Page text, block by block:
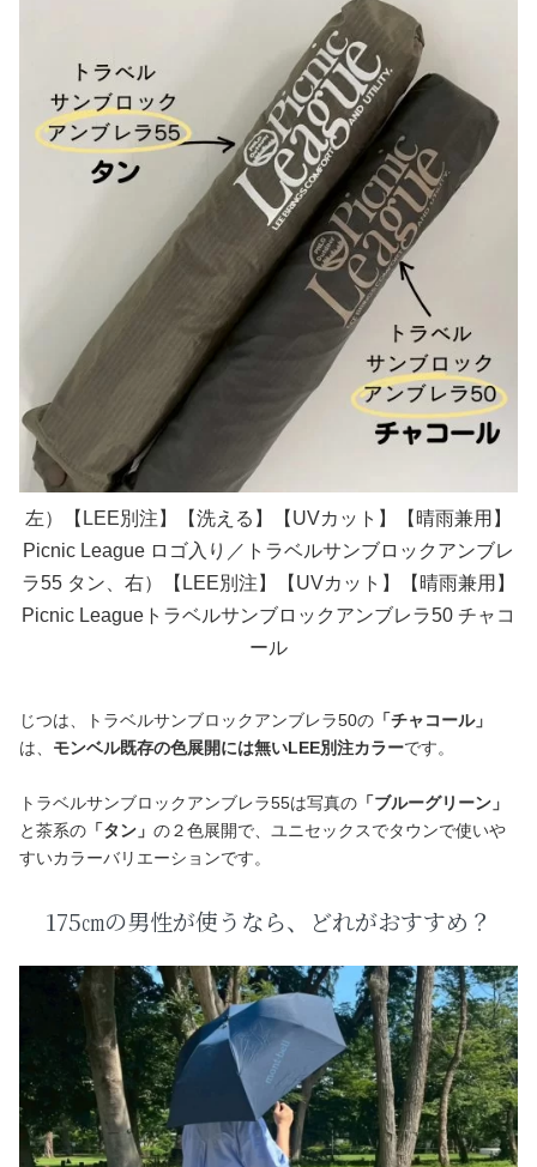
左）【LEE別注】【洗える】【UVカット】【晴雨兼用】
Picnic League ロゴ入り／トラベルサンブロックアンブレ
ラ55 タン、右）【LEE別注】【UVカット】【晴雨兼用】
Picnic Leagueトラベルサンブロックアンブレラ50 チャコ
ール
じつは、トラベルサンブロックアンブレラ50の 「チャコール」
は、 モンベル既存の色展開には無いLEE別注カラーです。
トラベルサンブロックアンブレラ55は写真の 「ブルーグリーン」
と茶系の 「タン」 の２色展開で、ユニセックスでタウンで使いや
すいカラーバリエーションです。
175㎝の男性が使うなら、どれがおすすめ？